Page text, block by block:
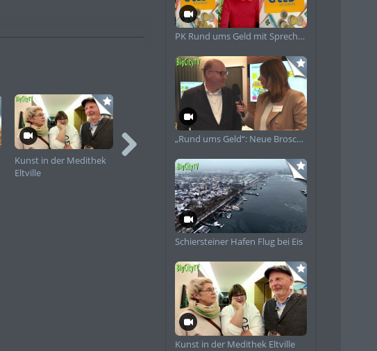
Kunst in der Medithek
Eltville
Neues schwimmendes
Bootshaus in
angekommen
Frauensteiner
Mittelaltermarkt
Impressionen 2025
PK Rund ums Geld mit Sprecherin
„Rund ums Geld“: Neue Broschüre informiert Frauen zu Finanzen
Schiersteiner Hafen Flug bei Eis
Kunst in der Medithek Eltville